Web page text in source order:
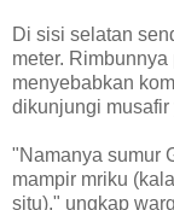
Di sisi selatan
meter.
menyebabkan
dikunjungi musafir
"Namanya sumur
mampir mriku
situ)," ungkap